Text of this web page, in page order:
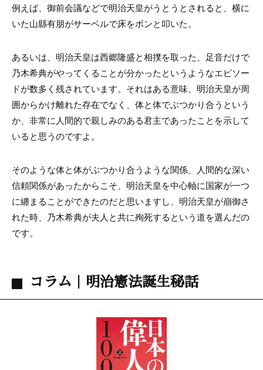
例えば、御前会議などで明治天皇がうとうとされると、横に
いた山縣有朋がサーベルで床をボンと叩いた。
あるいは、明治天皇は西郷隆盛と相撲を取った、足音だけで
乃木希典がやってくることが分かったというようなエピソー
ドが数多く残されています。それはある意味、明治天皇が周
囲からかけ離れた存在でなく、体と体でぶつかり合うという
か、非常に人間的で親しみのある君主であったことを示して
いると思うのですよ。
そのような体と体がぶつかり合うような関係、人間的な深い
信頼関係があったからこそ、明治天皇を中心軸に国家が一つ
に纏まることができたのだと思いますし、明治天皇が崩御さ
れた時、乃木希典が夫人と共に殉死するという道を選んだの
です。
コラム｜明治憲法誕生秘話